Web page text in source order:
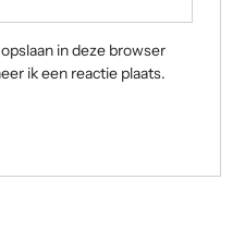
in deze browser
ik een reactie plaats.